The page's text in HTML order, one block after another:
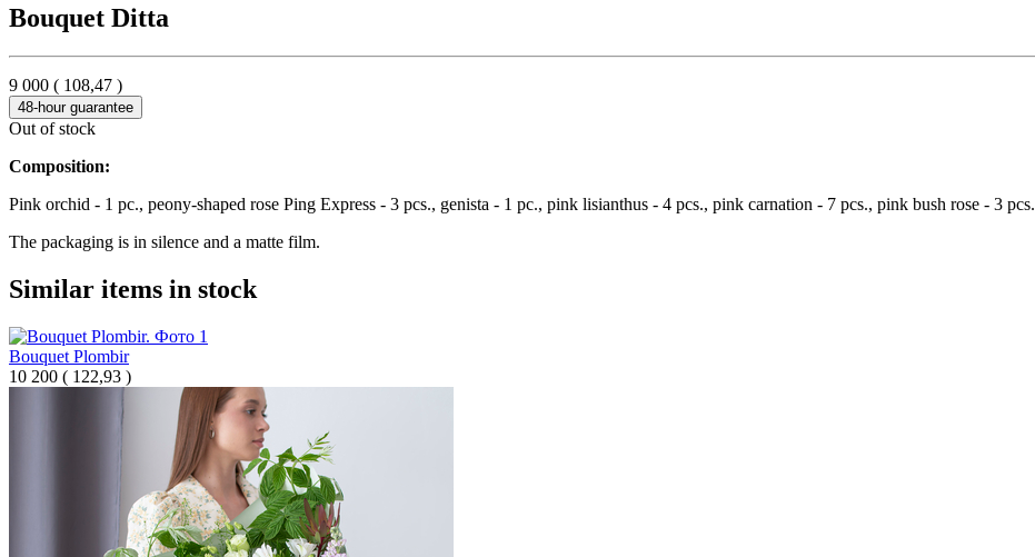
Bouquet Ditta
9 000 ( 108,47 )
48-hour guarantee
Out of stock
Composition:
Pink orchid - 1 pc., peony-shaped rose Ping Express - 3 pcs., genista - 1 pc., pink lisianthus - 4 pcs., pink carnation - 7 pcs., pink bush rose - 3 pcs.
The packaging is in silence and a matte film.
Similar items in stock
Bouquet Plombir
10 200 ( 122,93 )